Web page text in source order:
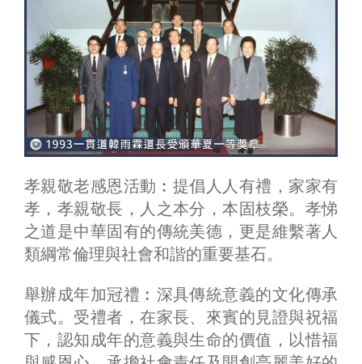
孝親敬老感恩活動︰提倡人人有禮，家家有
孝，孝親敬長，人之本分，本固枝榮。孝悌
之道是中華固有的傳統美德，更是維繫著人
類綱常倫理與社會和諧的重要基石。
舉辦成年加冠禮︰深具傳統意義的文化傳承
儀式。受禮者，在家長、來賓的見證與祝福
下，認知成年的意義與生命的價值，以惜福